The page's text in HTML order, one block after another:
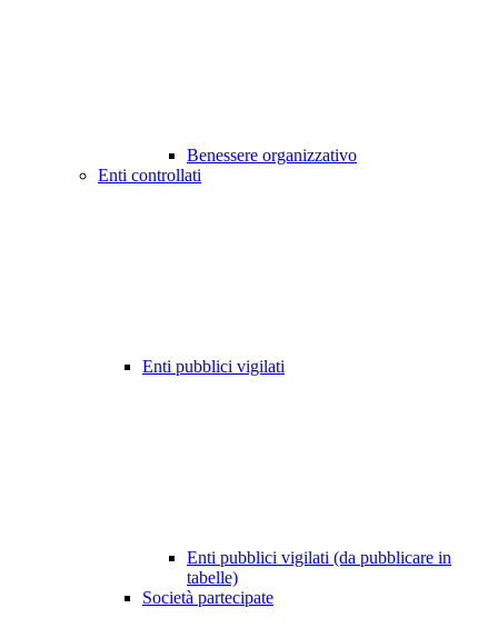
Benessere organizzativo
Enti controllati
Enti pubblici vigilati
Enti pubblici vigilati (da pubblicare in
tabelle)
Società partecipate